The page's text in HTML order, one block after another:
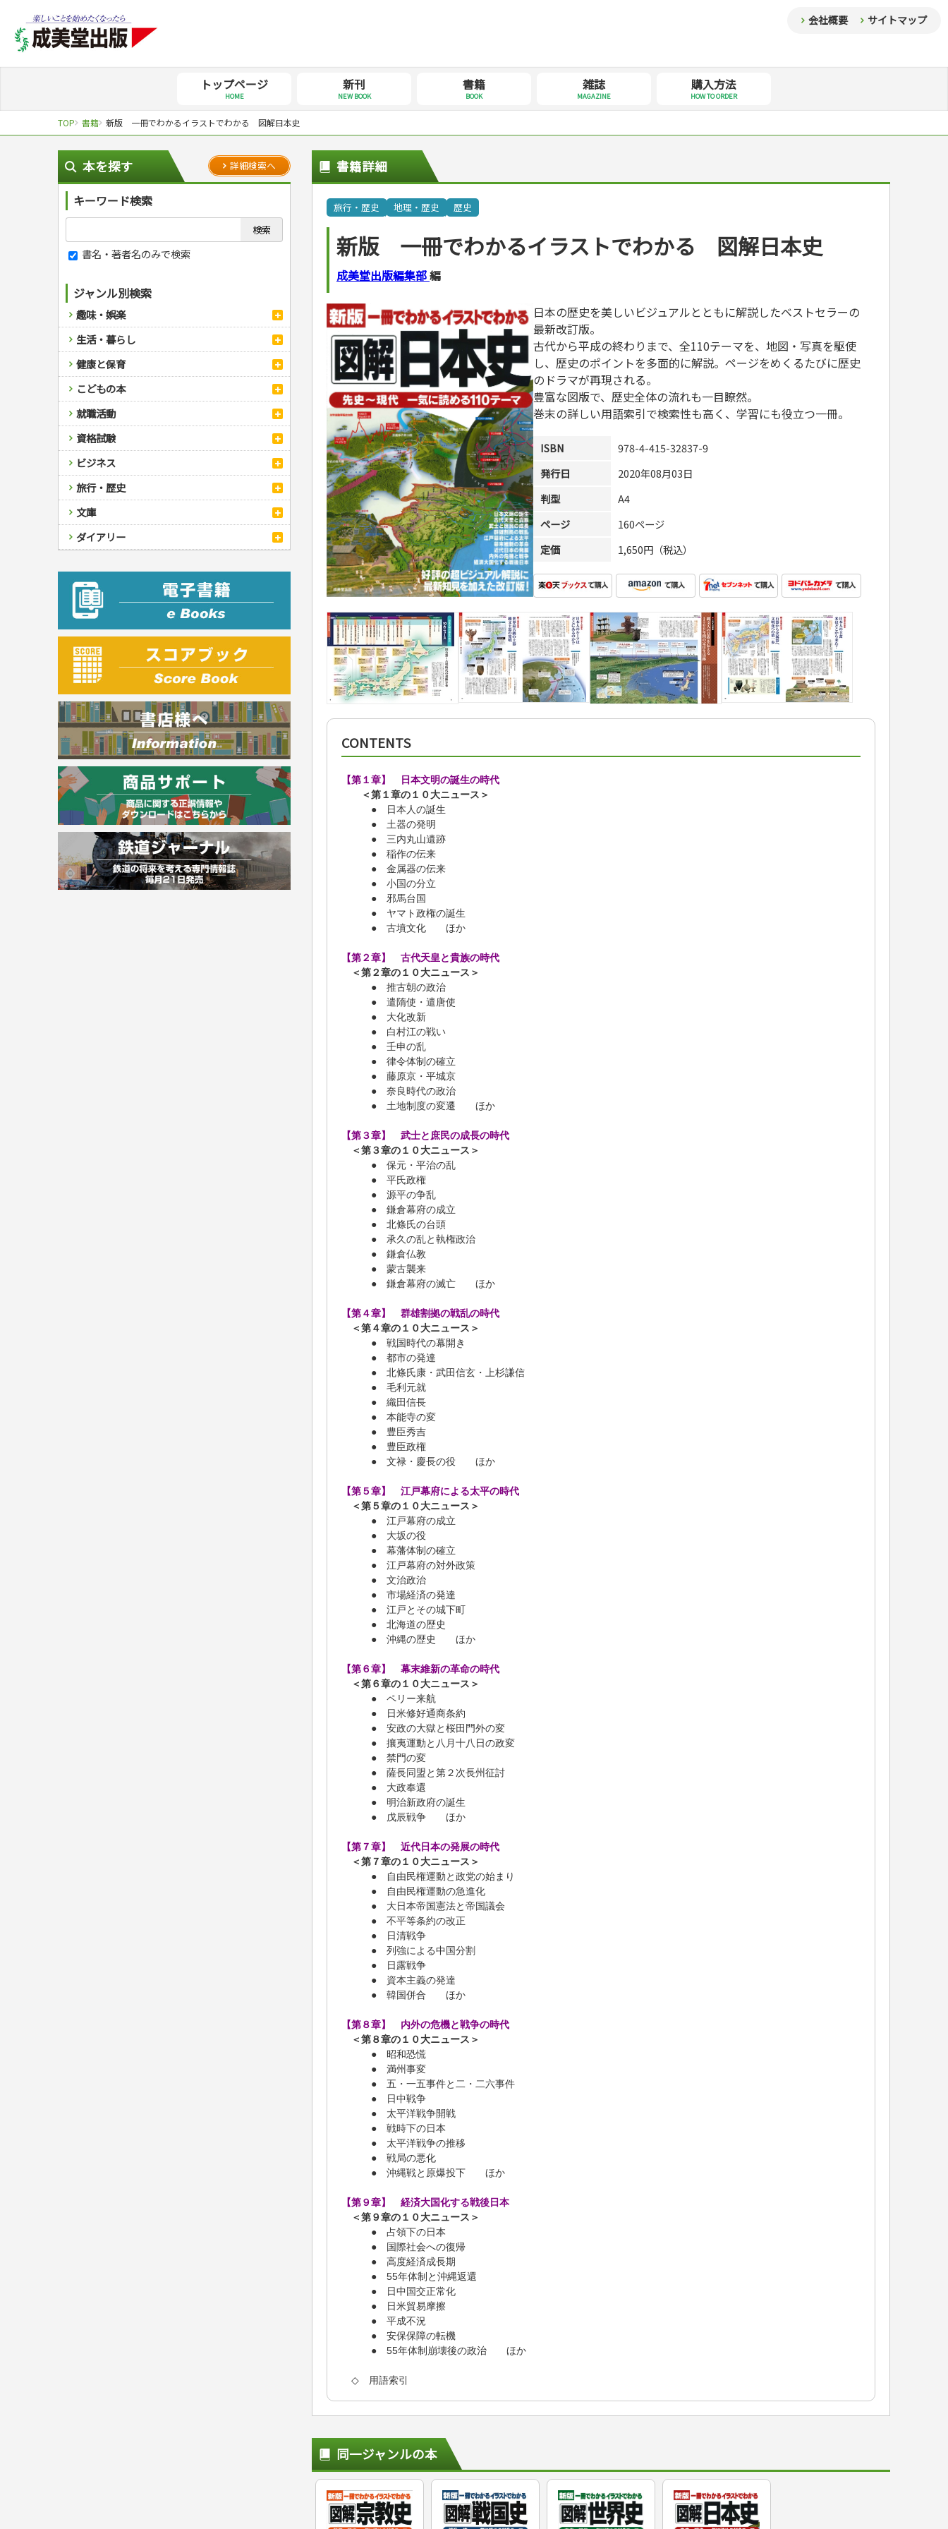
会社概要 サイトマップ
トップページ
HOME
新刊
NEW BOOK
書籍
BOOK
雑誌
MAGAZINE
購入方法
HOW TO ORDER
TOP 書籍 新版 一冊でわかるイラストでわかる 図解日本史
本を探す 詳細検索へ
キーワード検索
書名・著者名のみで検索
ジャンル別検索
趣味・娯楽
スポーツ
スポーツルール
野球
ゴルフ
トレーニング
ジュニアスポーツ
その他スポーツ
自然・アウトドア・ペット
アウトドア
犬・猫
ペット・飼育
園芸・野菜づくり
雑学
娯楽・ゲーム・占い
ナンプレ
囲碁・将棋・麻雀
ゲーム・マジック
家相・風水・占い
カルチャー・芸術・趣味
鉄道・車・自転車
音楽・楽器
趣味・鑑賞・カメラ
絵画・デッサン
俳句・詩・ことば
辞典・語学
辞典
語学・旅行会話
運転免許
原付・二輪
普通免許
その他免許
生活・暮らし
料理
料理・レシピ
おもてなし・ごちそう料理
各国料理
お弁当
健康メニュー・ダイエット
調理器具クッキング
お菓子・ケーキ・パン
飲み物・お酒
手芸・クラフト
編み物
ソーイング
クラフト
住まい・インテリア・暮らし
インテリア・ハウジング
収納・掃除・暮らし
美容・ファッション
ダイエット・エクササイズ
メイク・ネイル・ヘア
着物・着つけ
冠婚葬祭・手紙・ペン字
冠婚葬祭・スピーチ・マナー
手紙・ペン字
妊娠・出産・育児
妊娠・出産・育児
離乳食・幼児食・こどもレシピ
健康と保育
家庭医学・健康
ツボ・マッサージ
家庭医学・病気
健康知識
栄養事典
生活習慣病
看護・介護
看護一般
介護一般
保育・教育
パネルシアター
指導マニュアル
こどもの本
児童一般
おりがみ・あやとり
なぞなぞ・ゲーム
占い・心理ゲーム
のりもの・ずかん
読み物・絵本
音と光のでる絵本
学参・ドリル
夏休みドリル
総復習ドリル
学習・地図
自由研究・読書感想文
えんぴつちょう
就職活動
就職活動
就職試験
公務員試験
資格試験
検定試験・資格試験
英語検定・TOEIC
漢字検定・数学検定
簿記検定
ケアマネジャー
介護・社会福祉士
司法書士・社労士
行政書士・宅建
FP
衛生管理・運行管理
建築・土木
電気・危険物
調理師
スキル・キャリアアップ
危険物取扱者
消防設備士
登録販売者
その他資格試験
ビジネス
経営・経済・法律
マネー・株・資産
簿記・経理・税金・保険
その他ビジネス
自己啓発
ビジネス読み物
旅行・歴史
国内・海外旅行
国外旅行
国内旅行
散歩・グルメ
地理・歴史
地理・地図
歴史
文庫
文庫
成美文庫
ダイアリー
プラチナダイアリー プレステージ
書籍詳細
旅行・歴史 地理・歴史 歴史
新版 一冊でわかるイラストでわかる 図解日本史
成美堂出版編集部編
日本の歴史を美しいビジュアルとともに解説したベストセラーの
最新改訂版。
古代から平成の終わりまで、全110テーマを、地図・写真を駆使
し、歴史のポイントを多面的に解説。ページをめくるたびに歴史
のドラマが再現される。
豊富な図版で、歴史全体の流れも一目瞭然。
巻末の詳しい用語索引で検索性も高く、学習にも役立つ一冊。
ISBN
978-4-415-32837-9
発行日
2020年08月03日
判型
A4
ページ
160ページ
定価
1,650円（税込）
CONTENTS
【第１章】 日本文明の誕生の時代
＜第１章の１０大ニュース＞
● 日本人の誕生
● 土器の発明
● 三内丸山遺跡
● 稲作の伝来
● 金属器の伝来
● 小国の分立
● 邪馬台国
● ヤマト政権の誕生
● 古墳文化 ほか
【第２章】 古代天皇と貴族の時代
＜第２章の１０大ニュース＞
● 推古朝の政治
● 遣隋使・遣唐使
● 大化改新
● 白村江の戦い
● 壬申の乱
● 律令体制の確立
● 藤原京・平城京
● 奈良時代の政治
● 土地制度の変遷 ほか
【第３章】 武士と庶民の成長の時代
＜第３章の１０大ニュース＞
● 保元・平治の乱
● 平氏政権
● 源平の争乱
● 鎌倉幕府の成立
● 北條氏の台頭
● 承久の乱と執権政治
● 鎌倉仏教
● 蒙古襲来
● 鎌倉幕府の滅亡 ほか
【第４章】 群雄割拠の戦乱の時代
＜第４章の１０大ニュース＞
● 戦国時代の幕開き
● 都市の発達
● 北條氏康・武田信玄・上杉謙信
● 毛利元就
● 織田信長
● 本能寺の変
● 豊臣秀吉
● 豊臣政権
● 文禄・慶長の役 ほか
【第５章】 江戸幕府による太平の時代
＜第５章の１０大ニュース＞
● 江戸幕府の成立
● 大坂の役
● 幕藩体制の確立
● 江戸幕府の対外政策
● 文治政治
● 市場経済の発達
● 江戸とその城下町
● 北海道の歴史
● 沖縄の歴史 ほか
【第６章】 幕末維新の革命の時代
＜第６章の１０大ニュース＞
● ペリー来航
● 日米修好通商条約
● 安政の大獄と桜田門外の変
● 攘夷運動と八月十八日の政変
● 禁門の変
● 薩長同盟と第２次長州征討
● 大政奉還
● 明治新政府の誕生
● 戊辰戦争 ほか
【第７章】 近代日本の発展の時代
＜第７章の１０大ニュース＞
● 自由民権運動と政党の始まり
● 自由民権運動の急進化
● 大日本帝国憲法と帝国議会
● 不平等条約の改正
● 日清戦争
● 列強による中国分割
● 日露戦争
● 資本主義の発達
● 韓国併合 ほか
【第８章】 内外の危機と戦争の時代
＜第８章の１０大ニュース＞
● 昭和恐慌
● 満州事変
● 五・一五事件と二・二六事件
● 日中戦争
● 太平洋戦争開戦
● 戦時下の日本
● 太平洋戦争の推移
● 戦局の悪化
● 沖縄戦と原爆投下 ほか
【第９章】 経済大国化する戦後日本
＜第９章の１０大ニュース＞
● 占領下の日本
● 国際社会への復帰
● 高度経済成長期
● 55年体制と沖縄返還
● 日中国交正常化
● 日米貿易摩擦
● 平成不況
● 安保保障の転機
● 55年体制崩壊後の政治 ほか
◇ 用語索引
同一ジャンルの本